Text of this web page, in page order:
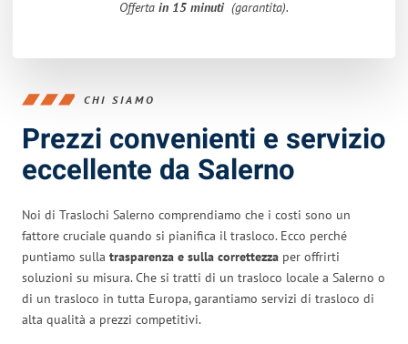
Offerta in 15 minuti (garantita).
CHI SIAMO
Prezzi convenienti e servizio
eccellente da Salerno
Noi di Traslochi Salerno comprendiamo che i costi sono un
fattore cruciale quando si pianifica il trasloco. Ecco perché
puntiamo sulla trasparenza e sulla correttezza per offrirti
soluzioni su misura. Che si tratti di un trasloco locale a Salerno o
di un trasloco in tutta Europa, garantiamo servizi di trasloco di
alta qualità a prezzi competitivi.